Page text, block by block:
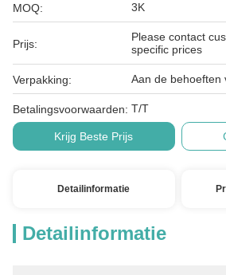
MOQ: 3K
Prijs:
Please contact
specific prices
Verpakking: Aan de behoeften
Betalingsvoorwaarden: T/T
Krijg Beste Prijs
Detailinformatie
Detailinformatie